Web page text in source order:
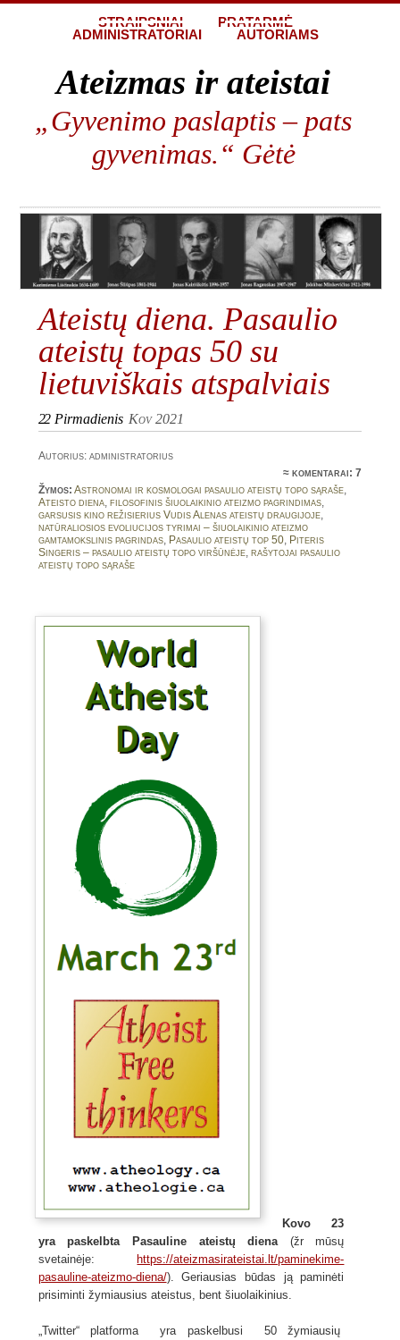
STRAIPSNIAI
PRATARMĖ
ADMINISTRATORIAI
AUTORIAMS
Ateizmas ir ateistai
„Gyvenimo paslaptis – pats
gyvenimas.“ Gėtė
Ateistų diena. Pasaulio
ateistų topas 50 su
lietuviškais atspalviais
22 Pirmadienis Kov 2021
Autorius: administratorius
≈komentarai: 7
Žymos: Astronomai ir kosmologai pasaulio ateistų topo sąraše,
Ateisto diena, filosofinis šiuolaikinio ateizmo pagrindimas,
garsusis kino režisierius Vudis Alenas ateistų draugijoje,
natūraliosios evoliucijos tyrimai – šiuolaikinio ateizmo
gamtamokslinis pagrindas, Pasaulio ateistų top 50, Piteris
Singeris – pasaulio ateistų topo viršūnėje, rašytojai pasaulio
ateistų topo sąraše
Kovo 23
yra paskelbta Pasauline ateistų diena(žr mūsų
svetainėje:
https://ateizmasirateistai.lt/paminekime-
pasauline-ateizmo-diena/). Geriausias būdas ją paminėti
prisiminti žymiausius ateistus, bent šiuolaikinius.
„Twitter“ platforma yra paskelbusi 50 žymiausių